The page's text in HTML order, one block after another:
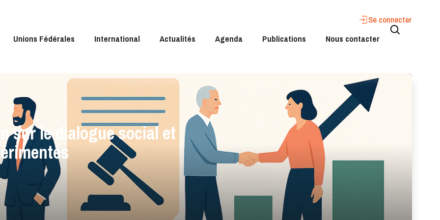
Se connecter
Unions Fédérales International Actualités Agenda Publications Nous contacter
Valider
sur le dialogue social et